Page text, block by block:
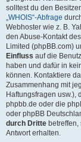
solltest du den
„WHOIS“-Abfrage
Webhoster wie z. B.
den Abuse-Kontakt
Limited (phpBB.com)
Einfluss auf die
haben und dafür in
können. Kontaktiere
Zusammenhang mit
Haftungsfragen usw.),
phpbb.de oder die
oder phpBB
durch Dritte
Antwort erhalten.